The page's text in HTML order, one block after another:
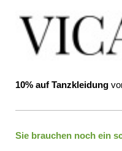
10% auf Tanzkleidung
Sie brauchen noch ein